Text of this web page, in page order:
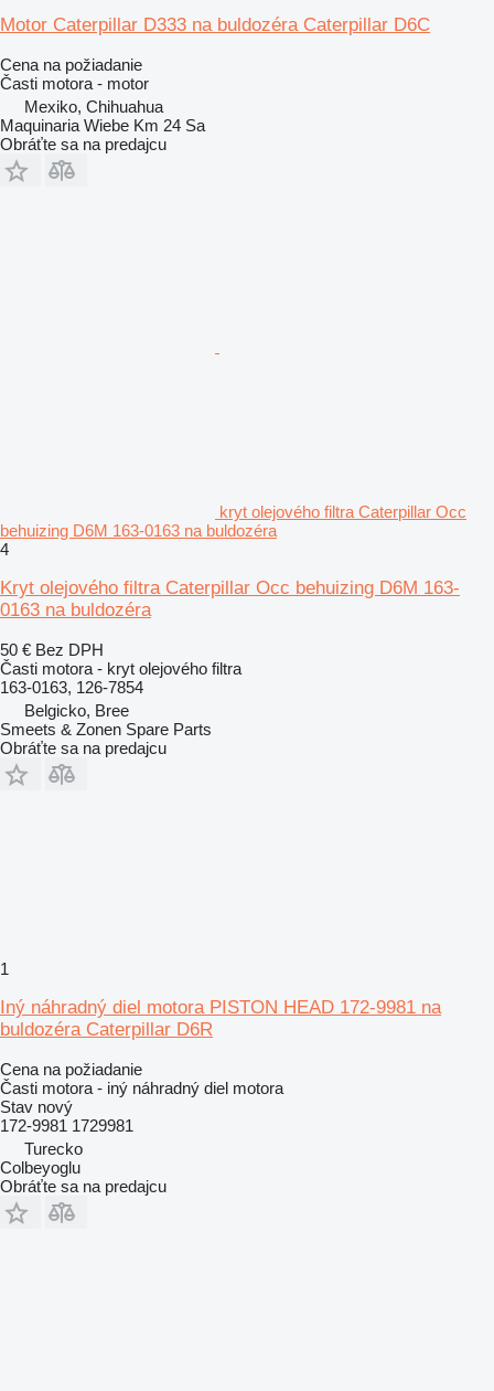
Motor Caterpillar D333 na buldozéra Caterpillar D6C
Cena na požiadanie
Časti motora - motor
Mexiko, Chihuahua
Maquinaria Wiebe Km 24 Sa
Obráťte sa na predajcu
kryt olejového filtra Caterpillar Occ
behuizing D6M 163-0163 na buldozéra
4
Kryt olejového filtra Caterpillar Occ behuizing D6M 163-
0163 na buldozéra
50 € Bez DPH
Časti motora - kryt olejového filtra
163-0163, 126-7854
Belgicko, Bree
Smeets & Zonen Spare Parts
Obráťte sa na predajcu
1
Iný náhradný diel motora PISTON HEAD 172-9981 na
buldozéra Caterpillar D6R
Cena na požiadanie
Časti motora - iný náhradný diel motora
Stav nový
172-9981 1729981
Turecko
Colbeyoglu
Obráťte sa na predajcu